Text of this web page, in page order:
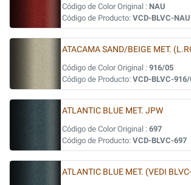
Código de Color Original : NAU
Código de Producto: VCD-BLVC-NAU
ATACAMA SAND/BEIGE MET.
Código de Color Original : 916/05
Código de Producto: VCD-BLVC-
ATLANTIC BLUE MET. JPW
Código de Color Original : 697
Código de Producto: VCD-BLVC-697
ATLANTIC BLUE MET. (VEDI